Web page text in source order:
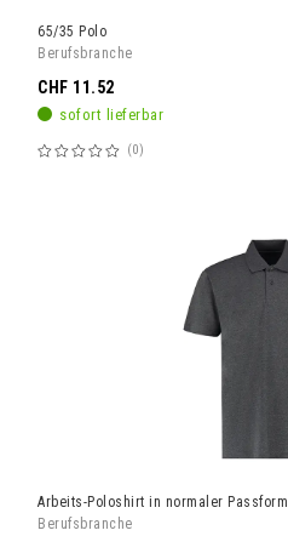
65/35 Polo
Berufsbranche
sofort lieferbar
Bewertung:
0
CHF 11.52
Arbeits-Poloshirt in normaler Passform
Berufsbranche